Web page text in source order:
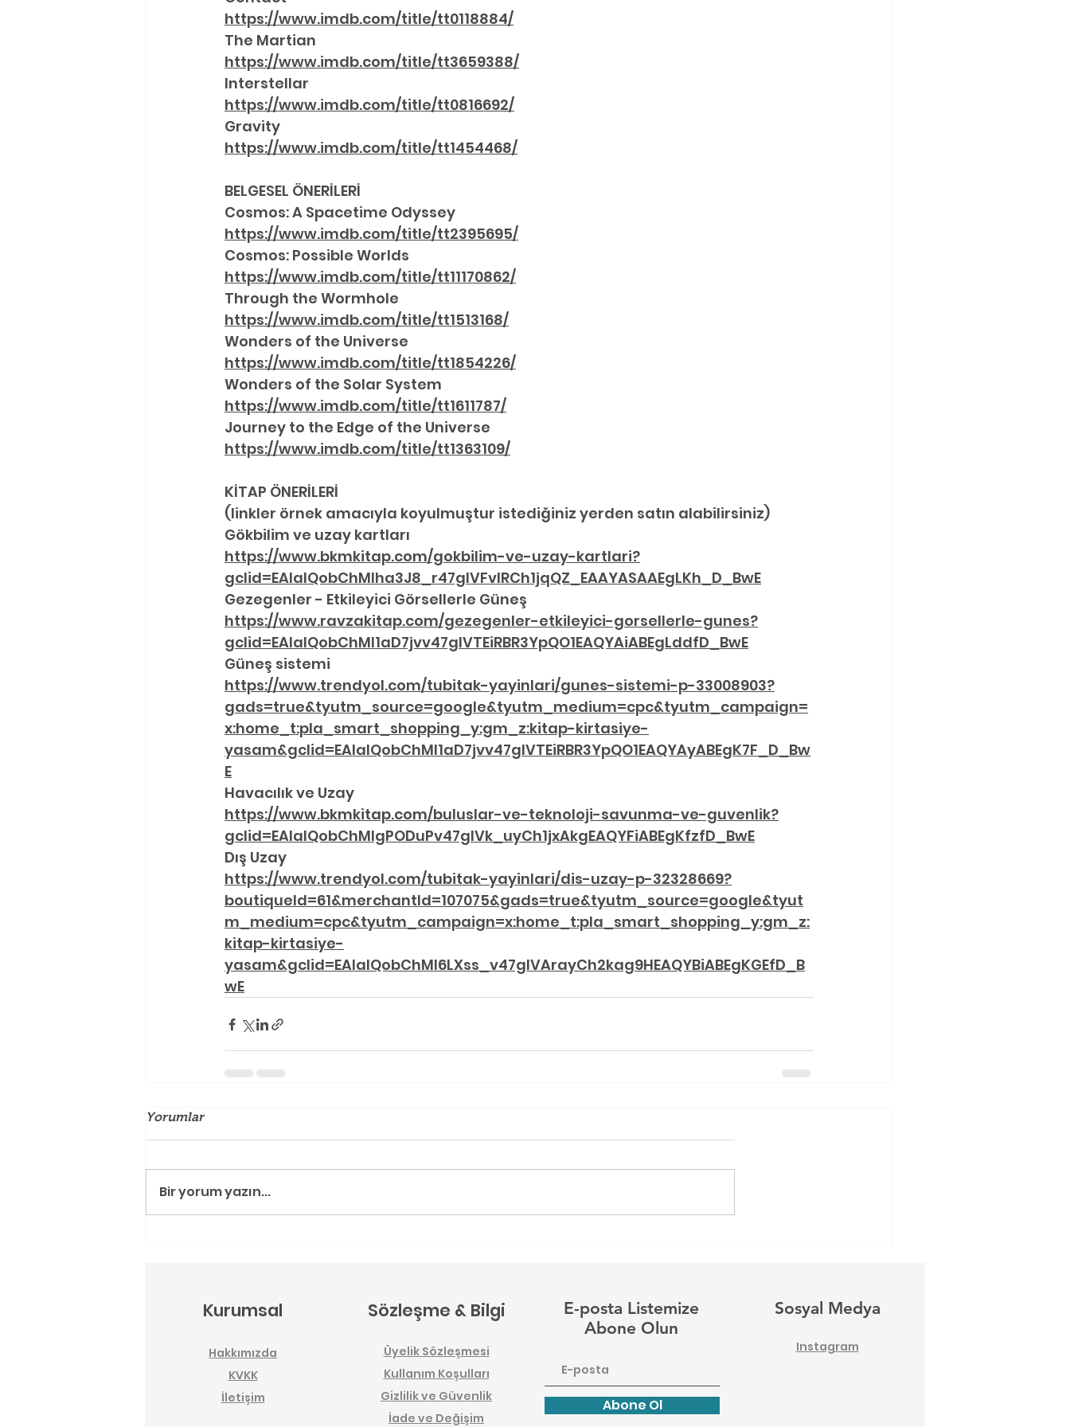
https://www.imdb.com/title/tt0118884/
The Martian
https://www.imdb.com/title/tt3659388/
Interstellar
https://www.imdb.com/title/tt0816692/
Gravity
https://www.imdb.com/title/tt1454468/
BELGESEL ÖNERİLERİ
Cosmos: A Spacetime Odyssey
https://www.imdb.com/title/tt2395695/
Cosmos: Possible Worlds
https://www.imdb.com/title/tt11170862/
Through the Wormhole
https://www.imdb.com/title/tt1513168/
Wonders of the Universe
https://www.imdb.com/title/tt1854226/
Wonders of the Solar System
https://www.imdb.com/title/tt1611787/
Journey to the Edge of the Universe
https://www.imdb.com/title/tt1363109/
KİTAP ÖNERİLERİ
(linkler örnek amacıyla koyulmuştur istediğiniz yerden satın alabilirsiniz)
Gökbilim ve uzay kartları
https://www.bkmkitap.com/gokbilim-ve-uzay-kartlari?
gclid=EAIaIQobChMIha3J8_r47gIVFvlRCh1jqQZ_EAAYASAAEgLKh_D_BwE
Gezegenler - Etkileyici Görsellerle Güneş
https://www.ravzakitap.com/gezegenler-etkileyici-gorsellerle-gunes?
gclid=EAIaIQobChMI1aD7jvv47gIVTEiRBR3YpQO1EAQYAiABEgLddfD_BwE
Güneş sistemi
https://www.trendyol.com/tubitak-yayinlari/gunes-sistemi-p-33008903?
gads=true&tyutm_source=google&tyutm_medium=cpc&tyutm_campaign=
x:home_t:pla_smart_shopping_y:gm_z:kitap-kirtasiye-
yasam&gclid=EAIaIQobChMI1aD7jvv47gIVTEiRBR3YpQO1EAQYAyABEgK7F_D_Bw
E
Havacılık ve Uzay
https://www.bkmkitap.com/buluslar-ve-teknoloji-savunma-ve-guvenlik?
gclid=EAIaIQobChMIgPODuPv47gIVk_uyCh1jxAkgEAQYFiABEgKfzfD_BwE
Dış Uzay
https://www.trendyol.com/tubitak-yayinlari/dis-uzay-p-32328669?
boutiqueId=61&merchantId=107075&gads=true&tyutm_source=google&tyut
m_medium=cpc&tyutm_campaign=x:home_t:pla_smart_shopping_y:gm_z:
kitap-kirtasiye-
yasam&gclid=EAIaIQobChMI6LXss_v47gIVArayCh2kag9HEAQYBiABEgKGEfD_B
wE
Yorumlar
Bir yorum yazın...
Kurumsal
Hakkımızda
KVKK
İletişim
Sözleşme & Bilgi
Üyelik Sözleşmesi
Kullanım Koşulları
Gizlilik ve Güvenlik
İade ve Değişim
E-posta Listemize
Abone Olun
Abone Ol
Sosyal Medya
Instagram